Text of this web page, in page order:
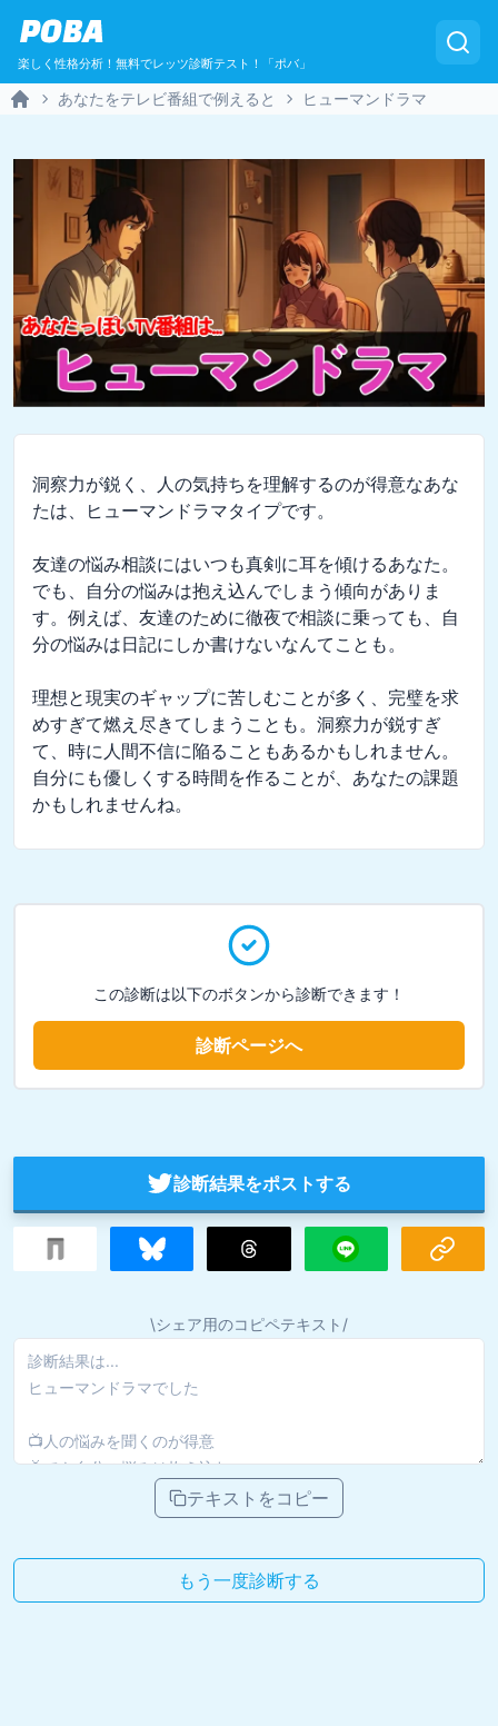
POBA
楽しく性格分析！無料でレッツ診断テスト！「ポバ」
あなたをテレビ番組で例えると ヒューマンドラマ
洞察力が鋭く、人の気持ちを理解するのが得意なあな
たは、ヒューマンドラマタイプです。
友達の悩み相談にはいつも真剣に耳を傾けるあなた。
でも、自分の悩みは抱え込んでしまう傾向がありま
す。例えば、友達のために徹夜で相談に乗っても、自
分の悩みは日記にしか書けないなんてことも。
理想と現実のギャップに苦しむことが多く、完璧を求
めすぎて燃え尽きてしまうことも。洞察力が鋭すぎ
て、時に人間不信に陥ることもあるかもしれません。
自分にも優しくする時間を作ることが、あなたの課題
かもしれませんね。
この診断は以下のボタンから診断できます！
診断ページへ
診断結果をポストする
\シェア用のコピペテキスト/
テキストをコピー
もう一度診断する